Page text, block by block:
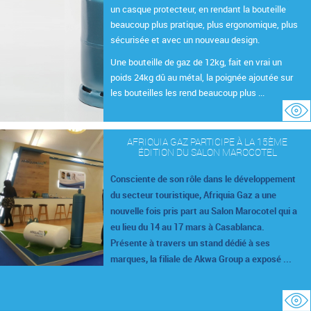
un casque protecteur, en rendant la bouteille
beaucoup plus pratique, plus ergonomique, plus
sécurisée et avec un nouveau design.
Une bouteille de gaz de 12kg, fait en vrai un
poids 24kg dû au métal, la poignée ajoutée sur
les bouteilles les rend beaucoup plus ...
AFRIQUIA GAZ PARTICIPE À LA 15ÈME
ÉDITION DU SALON MAROCOTEL
Consciente de son rôle dans le développement
du secteur touristique, Afriquia Gaz a une
nouvelle fois pris part au Salon Marocotel qui a
eu lieu du 14 au 17 mars à Casablanca.
Présente à travers un stand dédié à ses
marques, la filiale de Akwa Group a exposé ...